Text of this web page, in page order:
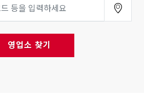
영업소 찾기